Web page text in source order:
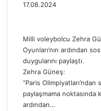
17.08.2024
Milli voleybolcu Zehra
Oyunları’nın ardından
duygularını paylaştı.
Zehra Güneş:
“Paris Olimpiyatları’ndan
paylaşmama noktasında
ardından…